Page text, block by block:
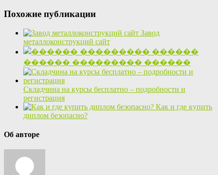
Похожие публикации
Завод
металлоконструкций сайт
������ ��������� ������
Складчина на курсы бесплатно – подробности и
регистрация
Как и где купить
диплом безопасно?
Об авторе